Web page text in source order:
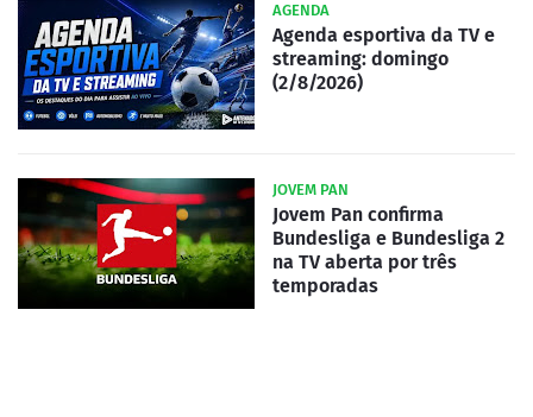
AGENDA
Agenda esportiva da TV e
streaming: domingo
(2/8/2026)
JOVEM PAN
Jovem Pan confirma
Bundesliga e Bundesliga 2
na TV aberta por três
temporadas